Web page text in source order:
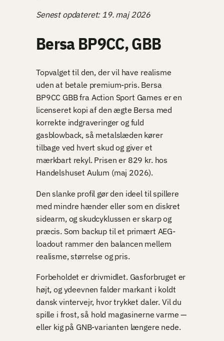
Senest opdateret: 19. maj 2026
Bersa BP9CC, GBB
Topvalget til den, der vil have realisme
uden at betale premium-pris. Bersa
BP9CC GBB fra Action Sport Games er en
licenseret kopi af den ægte Bersa med
korrekte indgraveringer og fuld
gasblowback, så metalslæden kører
tilbage ved hvert skud og giver et
mærkbart rekyl. Prisen er 829 kr. hos
Handelshuset Aulum (maj 2026).
Den slanke profil gør den ideel til spillere
med mindre hænder eller som en diskret
sidearm, og skudcyklussen er skarp og
præcis. Som backup til et primært AEG-
loadout rammer den balancen mellem
realisme, størrelse og pris.
Forbeholdet er drivmidlet. Gasforbruget er
højt, og ydeevnen falder markant i koldt
dansk vintervejr, hvor trykket daler. Vil du
spille i frost, så hold magasinerne varme —
eller kig på GNB-varianten længere nede.